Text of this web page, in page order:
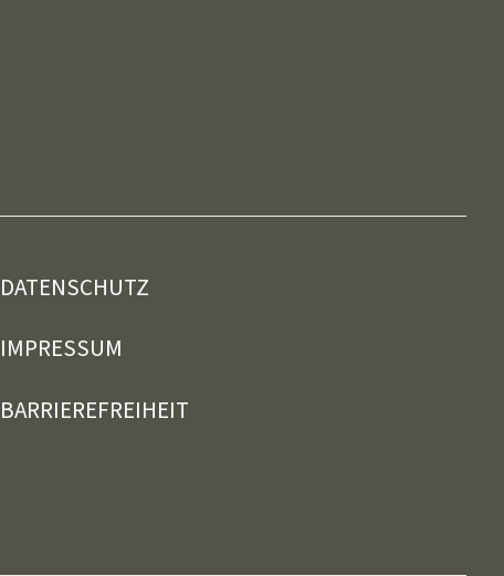
DATENSCHUTZ
IMPRESSUM
BARRIEREFREIHEIT